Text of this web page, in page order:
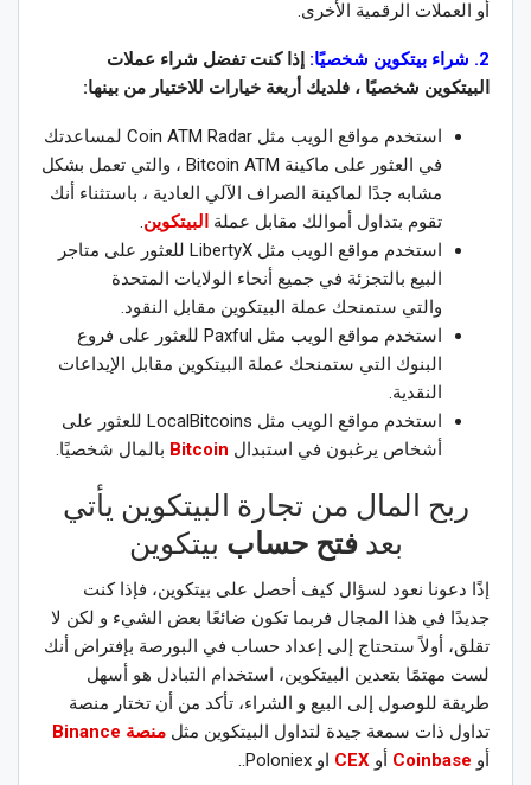
أو العملات الرقمية الأخرى.
2. شراء بيتكوين شخصيًا:
إذا كنت تفضل شراء عملات
البيتكوين شخصيًا ، فلديك أربعة خيارات للاختيار من بينها:
استخدم مواقع الويب مثل Coin ATM Radar لمساعدتك
في العثور على ماكينة Bitcoin ATM ، والتي تعمل بشكل
مشابه جدًا لماكينة الصراف الآلي العادية ، باستثناء أنك
تقوم بتداول أموالك مقابل عملة البيتكوين.
استخدم مواقع الويب مثل LibertyX للعثور على متاجر
البيع بالتجزئة في جميع أنحاء الولايات المتحدة
والتي ستمنحك عملة البيتكوين مقابل النقود.
استخدم مواقع الويب مثل Paxful للعثور على فروع
البنوك التي ستمنحك عملة البيتكوين مقابل الإيداعات
النقدية.
استخدم مواقع الويب مثل LocalBitcoins للعثور على
أشخاص يرغبون في استبدال Bitcoin بالمال شخصيًا.
ربح المال من تجارة البيتكوين يأتي
بعدفتح حساب بيتكوين
إذًا دعونا نعود لسؤال كيف أحصل على بيتكوين، فإذا كنت
جديدًا في هذا المجال فربما تكون ضائعًا بعض الشيء و لكن لا
تقلق، أولاً ستحتاج إلى إعداد حساب في البورصة بإفتراض أنك
لست مهتمًا بتعدين البيتكوين، استخدام التبادل هو أسهل
طريقة للوصول إلى البيع و الشراء، تأكد من أن تختار منصة
تداول ذات سمعة جيدة لتداول البيتكوين مثل منصة Binance
أو Coinbase أو CEX او Poloniex..